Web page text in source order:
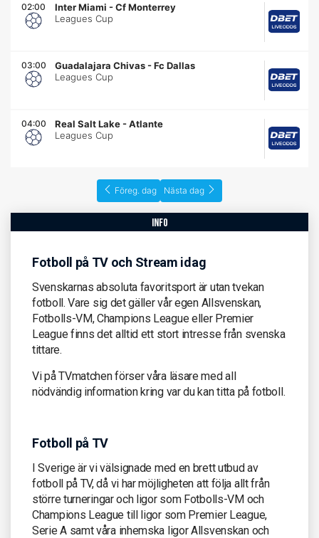
02:00 Inter Miami -Cf Monterrey
Leagues Cup
03:00 Guadalajara Chivas -Fc Dallas
Leagues Cup
04:00 Real Salt Lake -Atlante
Leagues Cup
Föreg. dag Nästa dag
info
Fotboll på TV och Stream idag
Svenskarnas absoluta favoritsport är utan tvekan
fotboll. Vare sig det gäller vår egen Allsvenskan,
Fotbolls-VM, Champions League eller Premier
League finns det alltid ett stort intresse från svenska
tittare.
Vi på TVmatchen förser våra läsare med all
nödvändig information kring var du kan titta på fotboll.
Fotboll på TV
I Sverige är vi välsignade med en brett utbud av
fotboll på TV, då vi har möjligheten att följa allt från
större turneringar och ligor som Fotbolls-VM och
Champions League till ligor som Premier League,
Serie A samt våra inhemska ligor Allsvenskan och